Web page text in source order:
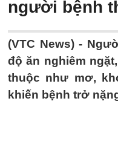
người bệnh
(VTC News) -
độ ăn nghiêm
thuộc như mơ,
khiến bệnh trở